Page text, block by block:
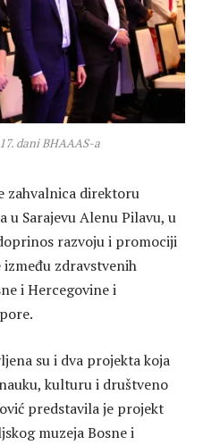
dani BHAAAS-a
zahvalnica direktoru
Sarajevu Alenu Pilavu, u
razvoju i promociji
između zdravstvenih
i Hercegovine i
su i dva projekta koja
kulturu i društveno
predstavila je projekt
muzeja Bosne i